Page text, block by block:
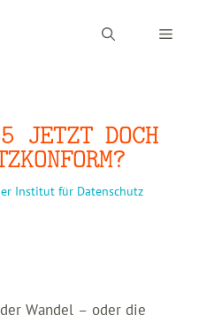
JETZT DOCH
Institut für Datenschutz
Wandel – oder die